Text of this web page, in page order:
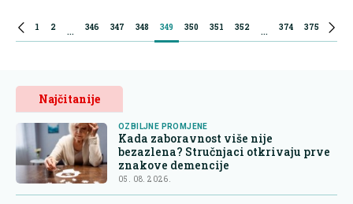
1 2 ... 346 347 348 349 350 351 352 ... 374 375
Najčitanije
OZBILJNE PROMJENE
Kada zaboravnost više nije
bezazlena? Stručnjaci otkrivaju prve
znakove demencije
05. 08. 2026.